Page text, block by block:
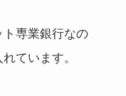
専業銀行なの
ています。